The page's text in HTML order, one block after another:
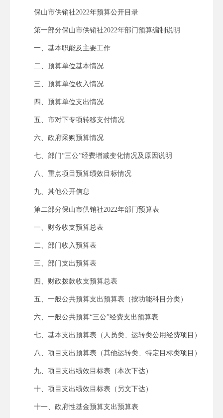
保山市供销社2022年预算公开目录
第一部分保山市供销社2022年部门预算编制说明
一、基本职能及主要工作
二、预算单位基本情况
三、预算单位收入情况
四、预算单位支出情况
五、市对下专项转移支付情况
六、政府采购预算情况
七、部门“三公”经费增减变化情况及原因说明
八、重点项目预算绩效目标情况
九、其他公开信息
第二部分保山市供销社2022年部门预算表
一、财务收支预算总表
二、部门收入预算表
三、部门支出预算表
四、财政拨款收支预算总表
五、一般公共预算支出预算表（按功能科目分类）
六、一般公共预算“三公”经费支出预算表
七、基本支出预算表（人员类、运转类公用经费项目）
八、项目支出预算表（其他运转类、特定目标类项目）
九、项目支出绩效目标表（本次下达）
十、项目支出绩效目标表（另文下达）
十一、政府性基金预算支出预算表